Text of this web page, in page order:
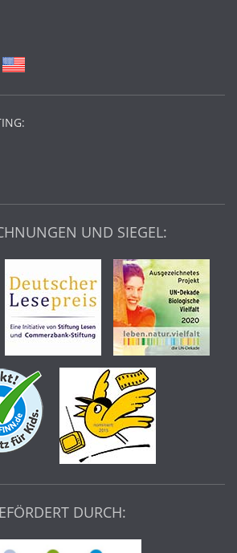
UND SIEGEL:
DURCH: